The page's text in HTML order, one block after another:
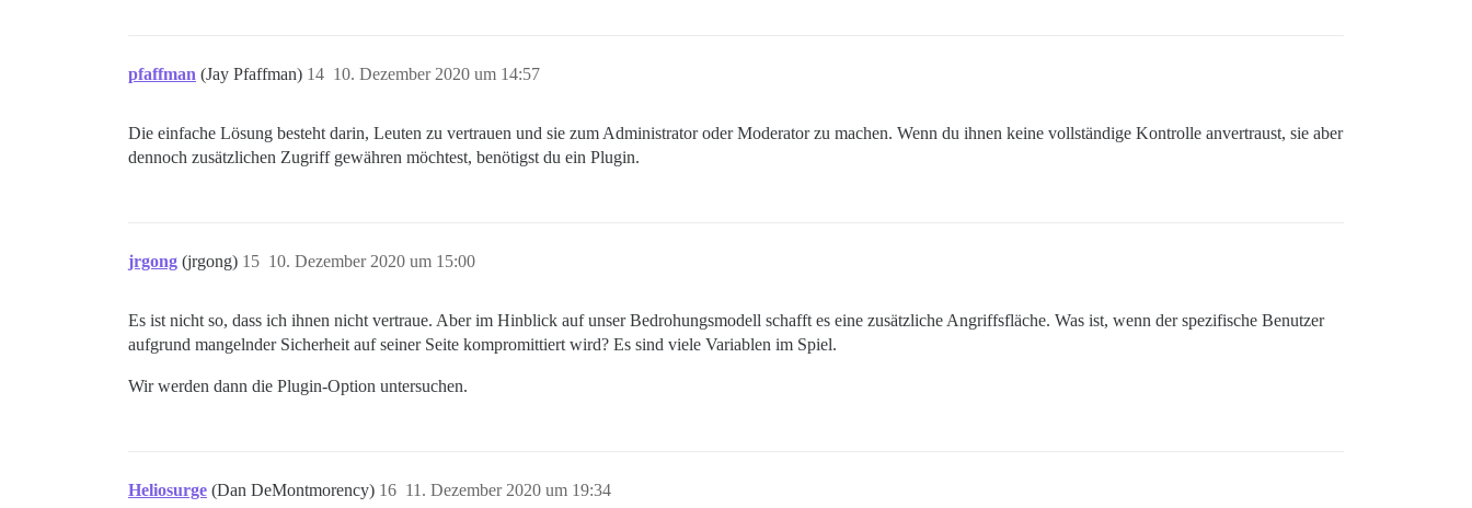
pfaffman (Jay Pfaffman) 10. Dezember 2020 um 14:57
14
Die einfache Lösung besteht darin, Leuten zu vertrauen und sie zum Administrator oder Moderator zu machen. Wenn du ihnen keine vollständige Kontrolle anvertraust, sie aber
dennoch zusätzlichen Zugriff gewähren möchtest, benötigst du ein Plugin.
jrgong (jrgong) 10. Dezember 2020 um 15:00
15
Es ist nicht so, dass ich ihnen nicht vertraue. Aber im Hinblick auf unser Bedrohungsmodell schafft es eine zusätzliche Angriffsfläche. Was ist, wenn der spezifische Benutzer
aufgrund mangelnder Sicherheit auf seiner Seite kompromittiert wird? Es sind viele Variablen im Spiel.
Wir werden dann die Plugin-Option untersuchen.
Heliosurge (Dan DeMontmorency) 11. Dezember 2020 um 19:34
16